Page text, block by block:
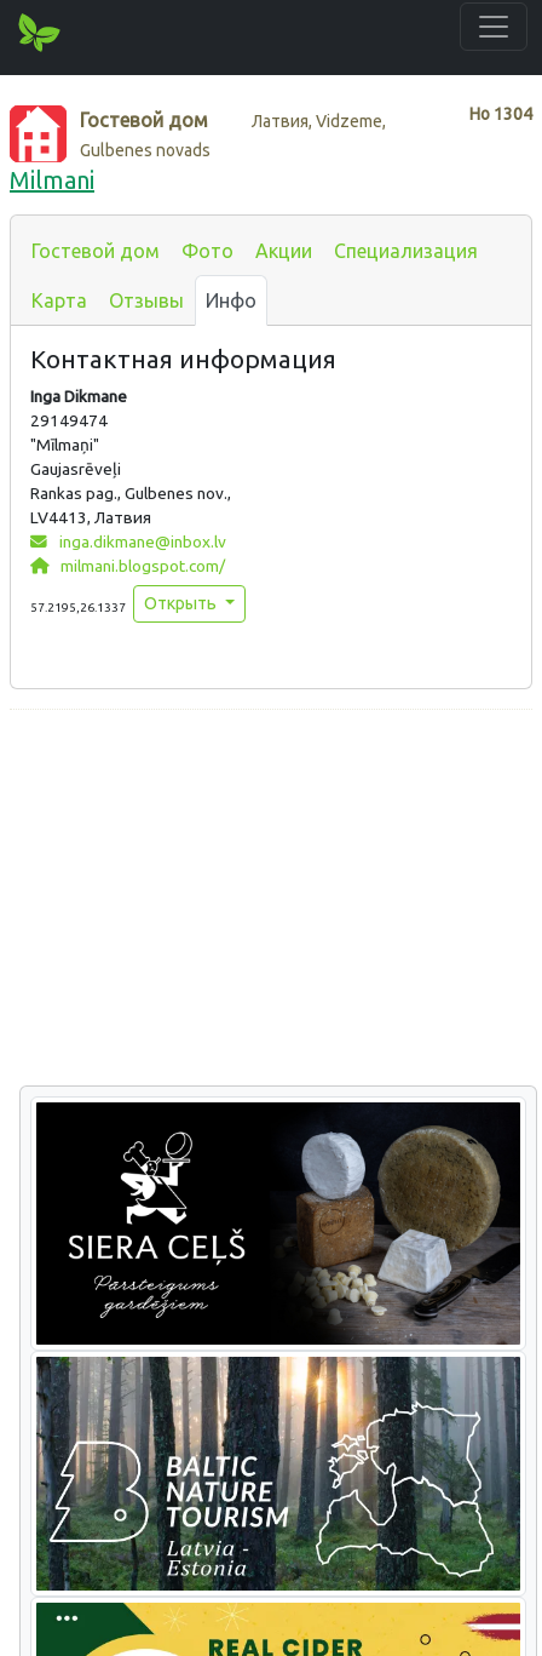
Нo 1304
Гостевой дом
Латвия, Vidzeme,
Gulbenes novads
Milmani
Гостевой дом Фото Акции Специализация
Карта Отзывы Инфо
Контактная информация
Inga Dikmane
29149474
"Mīlmaņi"
Gaujasrēveļi
Rankas pag., Gulbenes nov.,
LV4413, Латвия
inga.dikmane@inbox.lv
milmani.blogspot.com/
57.2195,26.1337 Открыть